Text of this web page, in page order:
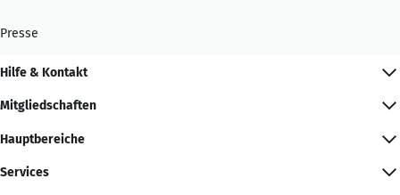
Presse
Hilfe & Kontakt
Mitgliedschaften
Hauptbereiche
Services